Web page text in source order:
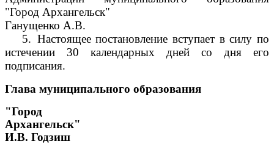
"Город Архангельск"
Ганущенко А.В.
5. Настоящее постановление вступает в силу по
истечении 30 календарных дней со дня его
подписания.
Глава муниципального образования
"Город
Архангельск"
И.В. Годзиш